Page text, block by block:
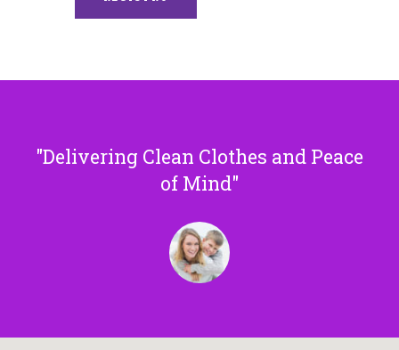
Delivering Clean Clothes and Peace
of Mind